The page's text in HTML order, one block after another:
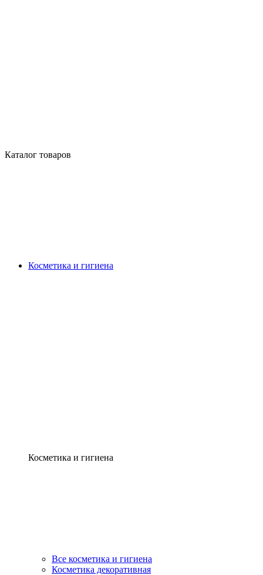
Каталог товаров
Косметика и гигиена
Косметика и гигиена
Все косметика и гигиена
Косметика декоративная